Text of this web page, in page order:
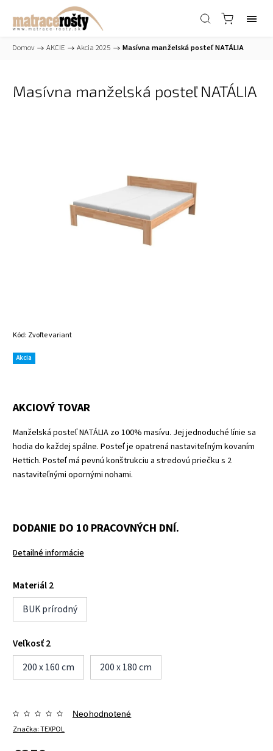
Domov / AKCIE / Akcia 2025 / Masívna manželská posteľ NATÁLIA
Masívna manželská posteľ NATÁLIA
Kód: Zvoľte variant
Akcia
AKCIOVÝ TOVAR
Manželská posteľ NATÁLIA zo 100% masívu. Jej jednoduché línie sa
hodia do každej spálne. Posteľ je opatrená nastaviteľným kovaním
Hettich. Posteľ má pevnú konštrukciu a stredovú priečku s 2
nastaviteľnými opornými nohami.
DODANIE DO 10 PRACOVNÝCH DNÍ.
Detailné informácie
Materiál 2
BUK prírodný
Veľkosť 2
200 x 160 cm
200 x 180 cm
Značka:TEXPOL
Neohodnotené